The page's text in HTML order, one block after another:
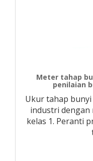
Meter tahap
penilaian
Ukur tahap
industri dengan
kelas 1. Peranti